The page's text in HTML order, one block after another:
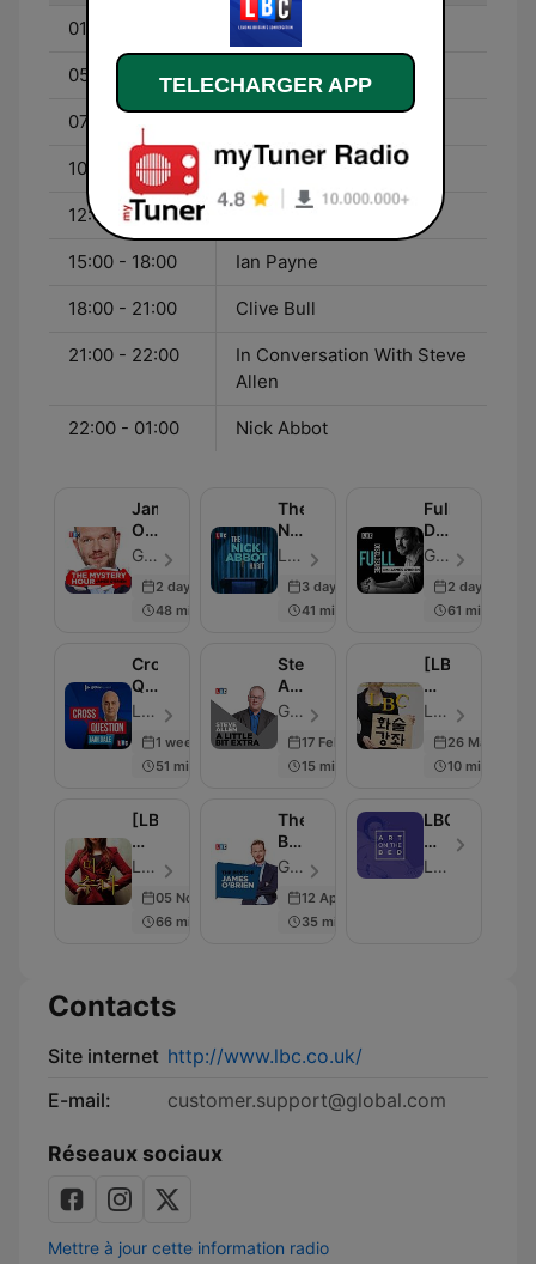
01:00 - 05:00 Richard Spurr
05:00 - 07:00 Steve Allen
07:00 - 10:00
10:00 - 12:00 Nigel Farage
12:00 - 15:00 Matt Stadlen
15:00 - 18:00 Ian Payne
18:00 - 21:00 Clive Bull
21:00 - 22:00
In Conversation With Steve
Allen
22:00 - 01:00 Nick Abbot
James
O'Brien's
Mystery
Hour
Global - Épisode 611
2 days ago
48 min
The
Nick
Abbot
Habit
LBC - Épisode 416
3 days ago
41 min
Full
Disclosure
with
James
O'Brien
Global - Épisode 342
2 days ago
61 min
Cross
Question
with
Dale
LBC - Épisode 858
1 week ago
51 min
Steve
Allen
- A
Little
Bit
Extra
Global - Épisode 2000
17 Feb 2023
15 min
[LBC]
화
술
좌
을
하
고
LBC - Épisode 107
26 Mar 2018
10 min
[LBC]
미
수 LBC - Épisode 15
05 Nov 2015
66 min
The
Best
Of
James
O'Brien
Global - Épisode 86
12 Apr 2019
35 min
LBC
침
대 LBC
Contacts
Site internet http://www.lbc.co.uk/
E-mail:
customer.support@global.com
Réseaux sociaux
Mettre à jour cette information radio
TELECHARGER APP